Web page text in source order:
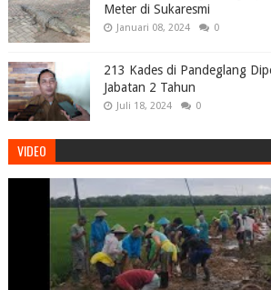
Meter di Sukaresmi
Januari 08, 2024 0
213 Kades di Pandeglang
Jabatan 2 Tahun
Juli 18, 2024 0
VIDEO